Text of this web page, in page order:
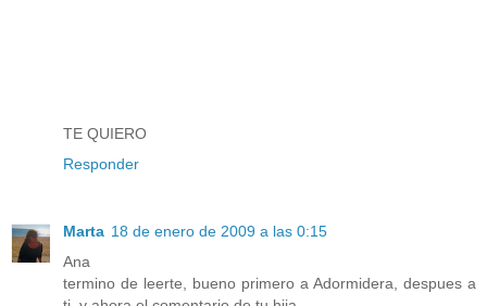
TE QUIERO
Responder
Marta 18 de enero de 2009 a las 0:15
Ana
termino de leerte, bueno primero a Adormidera, despues a